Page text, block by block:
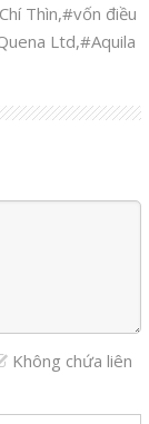
Thìn,#vốn điều
Ltd,#Aquila
Không chứa liên